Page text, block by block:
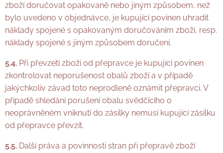
zboží doručovat opakovaně nebo jiným způsobem, než
bylo uvedeno v objednávce, je kupující povinen uhradit
náklady spojené s opakovaným doručováním zboží, resp.
náklady spojené s jiným způsobem doručení.
5.4. Při převzetí zboží od přepravce je kupující povinen
zkontrolovat neporušenost obalů zboží a v případě
jakýchkoliv závad toto neprodleně oznámit přepravci. V
případě shledání porušení obalu svědčícího o
neoprávněném vniknutí do zásilky nemusí kupující zásilku
od přepravce převzít.
5.5. Další práva a povinnosti stran při přepravě zboží